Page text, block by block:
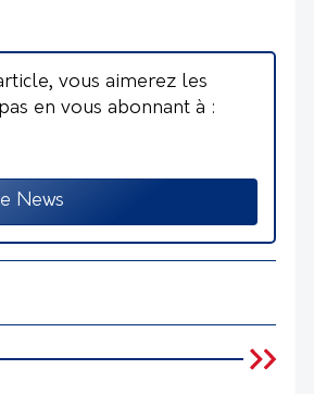
vous aimerez les
en vous abonnant à :
News